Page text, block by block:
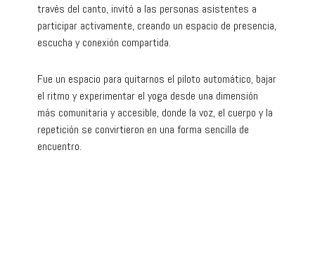
través del canto, invitó a las personas asistentes a
participar activamente, creando un espacio de presencia,
escucha y conexión compartida.
Fue un espacio para quitarnos el piloto automático, bajar
el ritmo y experimentar el yoga desde una dimensión
más comunitaria y accesible, donde la voz, el cuerpo y la
repetición se convirtieron en una forma sencilla de
encuentro.